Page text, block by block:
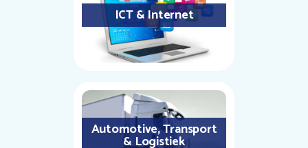
ICT & Internet
Automotive, Transport
& Logistiek